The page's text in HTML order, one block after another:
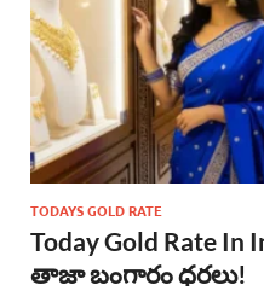
TODAYS GOLD RATE
Today Gold Rate In
తాజా బంగారం ధరలు!